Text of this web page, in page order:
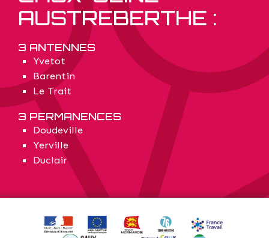
AUSTREBERTHE :
3 ANTENNES
Yvetot
Barentin
Le Trait
3 PERMANENCES
Doudeville
Yerville
Duclair